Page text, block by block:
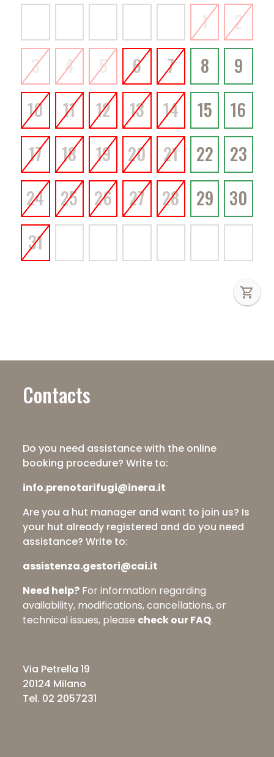
shopping_cart
1
2
3
4 5 6 7 8
9
10
11 12 13 14 15
16
17
18 19 20 21 22
23
24
25 26 27 28 29
30
31
Contacts
Do you need assistance with the online
booking procedure? Write to:
info.prenotarifugi@inera.it
Are you a hut manager and want to join us? Is
your hut already registered and do you need
assistance? Write to:
assistenza.gestori@cai.it
Need help? For information regarding
availability, modifications, cancellations, or
technical issues, please check our FAQ.
Via Petrella 19
20124 Milano
Tel. 02 2057231